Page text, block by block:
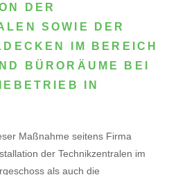
DER
SOWIE DER
IM BEREICH
BÜRORÄUME BEI
IN
Maßnahme seitens Firma
der Technikzentralen im
als auch die